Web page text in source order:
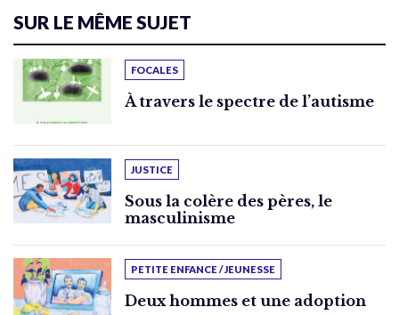
SUR LE MÊME SUJET
FOCALES
À travers le spectre de l’autisme
JUSTICE
Sous la colère des pères, le
masculinisme
PETITE ENFANCE / JEUNESSE
Deux hommes et une adoption